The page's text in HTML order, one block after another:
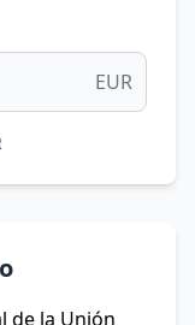
EUR
de la Unión